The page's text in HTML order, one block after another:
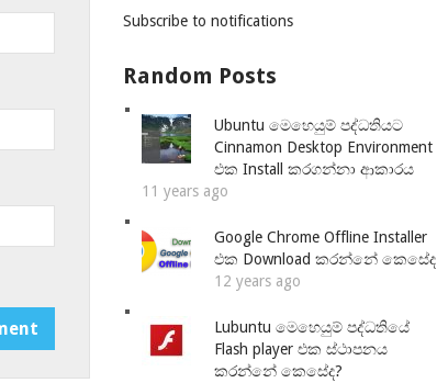
Subscribe to notifications
Random Posts
Ubuntu මෙහෙයුම් පද්ධතියට
Cinnamon Desktop Environment
එක Install කරගන්නා ආකාරය
11 years ago
Google Chrome Offline Installer
එක Download කරන්නේ කෙසේද
12 years ago
Lubuntu මෙහෙයුම් පද්ධතියේ
Flash player එක ස්ථාපනය
කරන්නේ කෙසේද?